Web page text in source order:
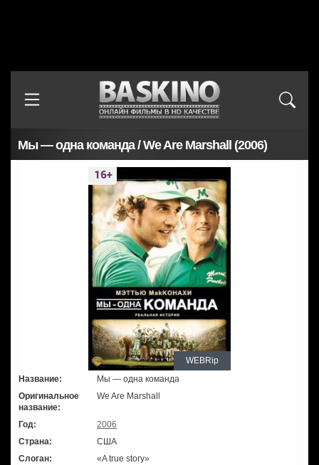
Мы — одна команда / We Are Marshall (2006)
WEBRip
Название:
Мы — одна команда
Оригинальное
название:
We Are Marshall
Год:
2006
Страна:
США
Слоган:
«A true story»